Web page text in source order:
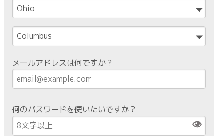
メールアドレスは何ですか？
何のパスワードを使いたいですか？